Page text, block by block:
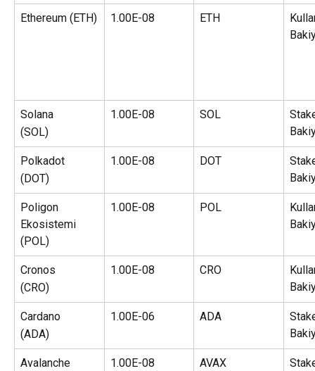
Ethereum (ETH) 1.00E-08 ETH
Solana
(SOL)
1.00E-08 SOL
Polkadot
(DOT)
1.00E-08 DOT
Poligon
Ekosistemi
(POL)
1.00E-08 POL
Cronos
(CRO)
1.00E-08 CRO
Cardano
(ADA)
1.00E-06 ADA
Avalanche
1.00E-08 AVAX